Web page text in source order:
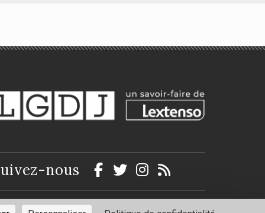
d'État
Jean Sauron, Fairouz Hondema-
nous
légales Politique de confidentialité